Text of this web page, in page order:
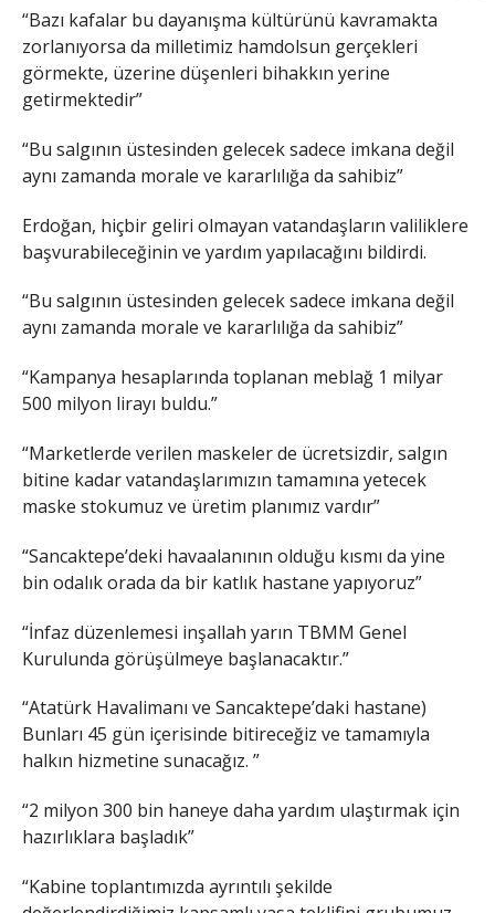
“Bazı kafalar bu dayanışma kültürünü kavramakta
zorlanıyorsa da milletimiz hamdolsun gerçekleri
görmekte, üzerine düşenleri bihakkın yerine
getirmektedir”
“Bu salgının üstesinden gelecek sadece imkana değil
aynı zamanda morale ve kararlılığa da sahibiz”
Erdoğan, hiçbir geliri olmayan vatandaşların valiliklere
başvurabileceğinin ve yardım yapılacağını bildirdi.
“Bu salgının üstesinden gelecek sadece imkana değil
aynı zamanda morale ve kararlılığa da sahibiz”
“Kampanya hesaplarında toplanan meblağ 1 milyar
500 milyon lirayı buldu.”
“Marketlerde verilen maskeler de ücretsizdir, salgın
bitine kadar vatandaşlarımızın tamamına yetecek
maske stokumuz ve üretim planımız vardır”
“Sancaktepe’deki havaalanının olduğu kısmı da yine
bin odalık orada da bir katlık hastane yapıyoruz”
“İnfaz düzenlemesi inşallah yarın TBMM Genel
Kurulunda görüşülmeye başlanacaktır.”
“Atatürk Havalimanı ve Sancaktepe’daki hastane)
Bunları 45 gün içerisinde bitireceğiz ve tamamıyla
halkın hizmetine sunacağız. ”
“2 milyon 300 bin haneye daha yardım ulaştırmak için
hazırlıklara başladık”
“Kabine toplantımızda ayrıntılı şekilde